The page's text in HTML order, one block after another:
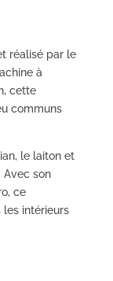
réalisé par le
à
cette
communs
le laiton et
Avec son
ce
les intérieurs